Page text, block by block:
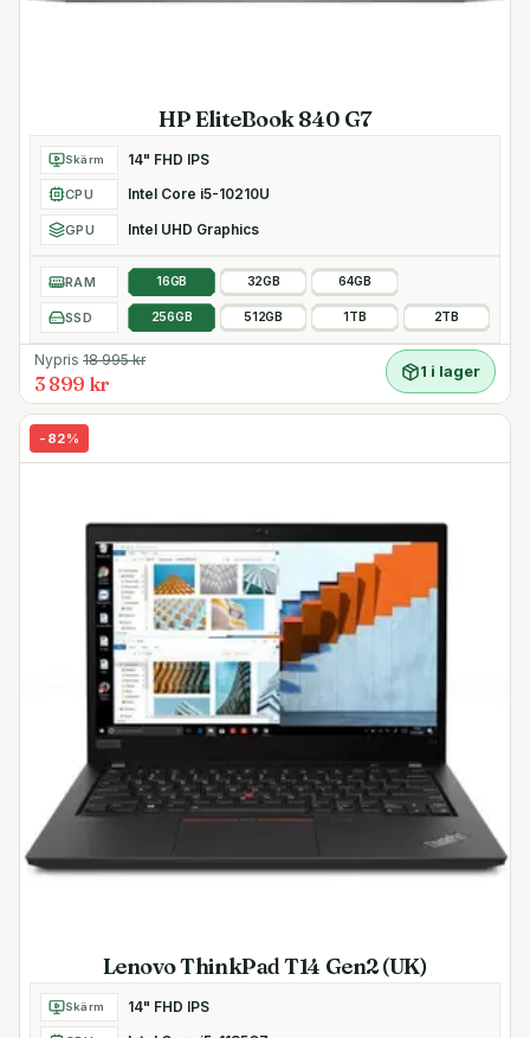
HP EliteBook 840 G7
Skärm 14" FHD IPS
CPU Intel Core i5-10210U
GPU Intel UHD Graphics
RAM 16GB 32GB 64GB
SSD 256GB 512GB 1TB 2TB
Nypris 18 995kr
3 899 kr
1 i lager
- 82%
Lenovo ThinkPad T14 Gen2 (UK)
Skärm 14" FHD IPS